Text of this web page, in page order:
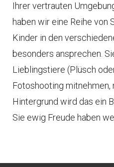
Ihrer vertrauten
haben wir eine Reihe von
Kinder in den
besonders ansprechen.
Lieblingstiere (Plüsch
Fotoshooting mitnehmen,
Hintergrund wird das ein
Sie ewig Freude haben